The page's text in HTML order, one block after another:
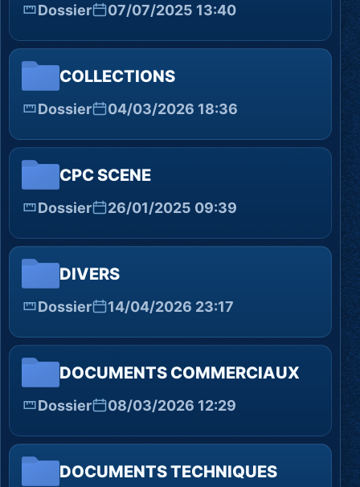
Dossier 07/07/2025 13:40
COLLECTIONS
Dossier 04/03/2026 18:36
CPC SCENE
Dossier 26/01/2025 09:39
DIVERS
Dossier 14/04/2026 23:17
DOCUMENTS COMMERCIAUX
Dossier 08/03/2026 12:29
DOCUMENTS TECHNIQUES